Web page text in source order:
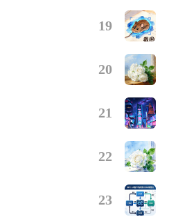
19
20
21
22
23